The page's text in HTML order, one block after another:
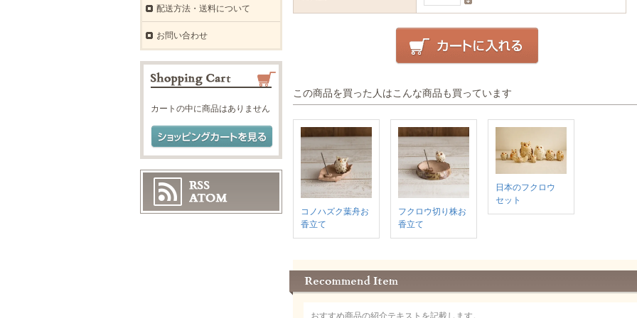
この商品を買った人はこんな商品も買っています
コノハズク葉舟お
香立て
フクロウ切り株お
香立て
日本のフクロウ
セット
おすすめ商品の紹介テキストを記載します。
配送方法・送料について
お問い合わせ
カートの中に商品はありません